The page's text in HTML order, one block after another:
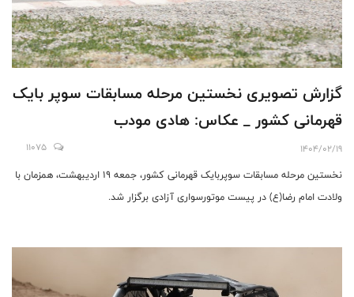
گزارش تصویری نخستین مرحله مسابقات سوپر بایک
قهرمانی کشور _ عکاس: هادی مودب
1404/02/19
11075
نخستین مرحله مسابقات سوپربایک قهرمانی کشور، جمعه ۱۹ اردیبهشت، همزمان با
ولادت امام رضا(ع) در پیست موتورسواری آزادی برگزار شد.